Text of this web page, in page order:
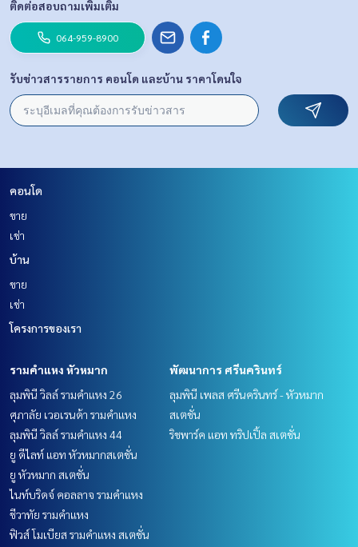
ติดต่อสอบถามเพิ่มเติม
064-959-8900
รับข่าวสารรายการ คอนโด และบ้าน ราคาโดนใจ
คอนโด
ขาย
เช่า
บ้าน
ขาย
เช่า
โครงการของเรา
รามคำแหง หัวหมาก
ลุมพินี วิลล์ รามคำแหง 26
ศุภาลัย เวอเรนด้า รามคำแหง
ลุมพินี วิลล์ รามคำแหง 44
ยู ดีไลท์ แอท หัวหมากสเตชั่น
ยู หัวหมาก สเตชั่น
ไนท์บริดจ์ คอลลาจ รามคำแหง
ชีวาทัย รามคำแหง
ฟิวส์ โมเบียส รามคำแหง สเตชั่น
พัฒนาการ ศรีนครินทร์
ลุมพินี เพลส ศรีนครินทร์ - หัวหมาก
สเตชั่น
ริชพาร์ค แอท ทริปเปิ้ล สเตชั่น